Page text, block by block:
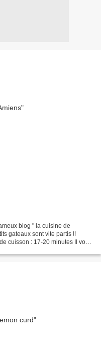
blog " la cuisine de
gateaux sont vite partis !!
cuisson : 17-20 minutes Il vous